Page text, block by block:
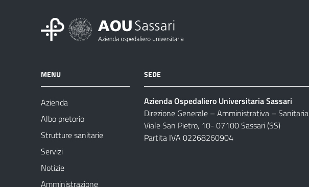
MENU
Azienda
Albo pretorio
Strutture sanitarie
Servizi
Notizie
Amministrazione
SEDE
Azienda Ospedaliero Universitaria Sassari
Direzione Generale – Amministrativa – Sanitaria
Viale San Pietro, 10- 07100 Sassari (SS)
Partita IVA 02268260904